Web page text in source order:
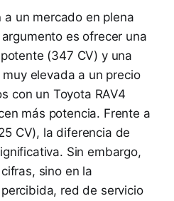
a un mercado en plena
es ofrecer una
(347 CV) y una
elevada a un precio
con un Toyota RAV4
más potencia. Frente a
CV), la diferencia de
Sin embargo,
sino en la
red de servicio